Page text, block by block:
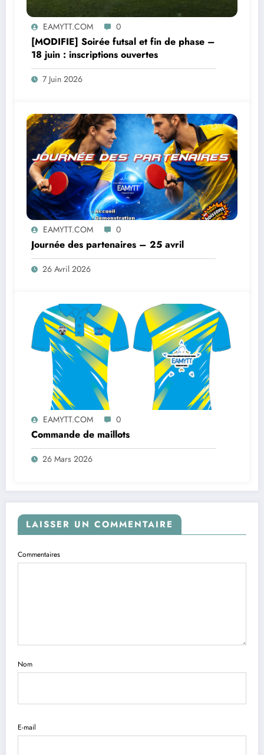
EAMYTT.COM 0
[MODIFIE] Soirée futsal et fin de phase –
18 juin : inscriptions ouvertes
7 Juin 2026
EAMYTT.COM 0
Journée des partenaires – 25 avril
26 Avril 2026
EAMYTT.COM 0
Commande de maillots
26 Mars 2026
LAISSER UN COMMENTAIRE
Commentaires
Nom
E-mail